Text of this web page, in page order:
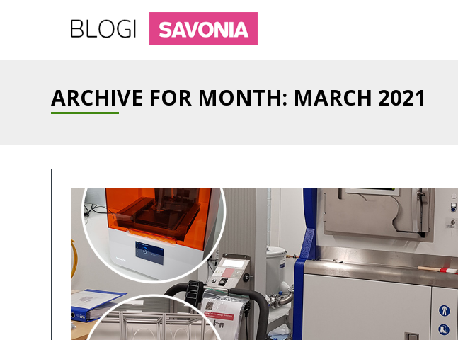
ARCHIVE FOR MONTH: MARCH 2021